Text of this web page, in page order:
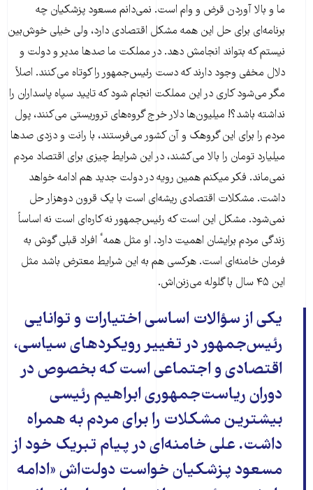
ما و بالا آوردن قرض و وام است. نمی‌دانم مسعود پزشکیان چه
برنامه‌ای برای حل این همه مشکل اقتصادی دارد، ولی خیلی خوش‌بین
نیستم که بتواند انجامش دهد. در مملکت ما صدها مدیر و دولت و
دلال مخفی وجود دارند که دست رئیس‌جمهور را کوتاه می‌کنند. اصلاً
مگر می‌شود کاری در این مملکت انجام شود که تایید سپاه پاسداران را
نداشته باشد؟! میلیون‌ها دلار خرج گروه‌های تروریستی می‌کنند، پول
مردم را برای این گروهک و آن کشور می‌فرستند، با رانت و دزدی صدها
میلیارد تومان را بالا می‌کشند، در این شرایط چیزی برای اقتصاد مردم
نمی‌ماند. فکر میکنم همین رویه در دولت جدید هم ادامه خواهد
داشت. مشکلات اقتصادی ریشه‌ای است با یک قرون دوهزار حل
نمی‌شود. مشکل این است که رئیس‌جمهور نه کاره‌ای است نه اساساً
زندگی مردم برایشان اهمیت دارد. او مثل همهٴ افراد قبلی گوش به
فرمان خامنه‌ای است. هرکسی هم به این شرایط معترض باشد مثل
این ۴۵ سال با گلوله می‌زنن‌اش.
یکی از سؤالات اساسی اختیارات و توانایی
رئیس‌جمهور در تغییر رویکردهای سیاسی،
اقتصادی و اجتماعی است که بخصوص در
دوران ریاست‌جمهوری ابراهیم رئیسی
بیشترین مشکلات را برای مردم به همراه
داشت. علی خامنه‌ای در پیام تبریک خود از
مسعود پزشکیان خواست دولت‌اش «ادامه